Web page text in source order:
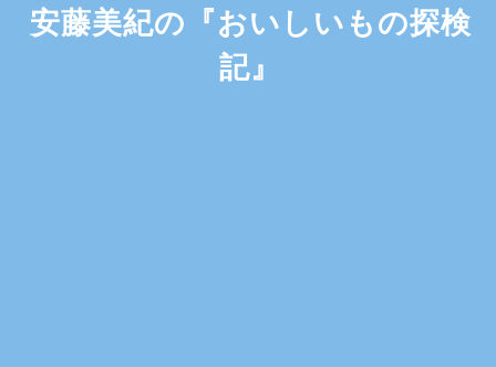
安藤美紀の『おいしいもの探検
記』